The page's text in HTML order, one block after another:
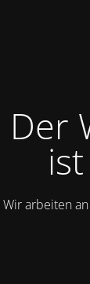
Der
Wir arbeiten